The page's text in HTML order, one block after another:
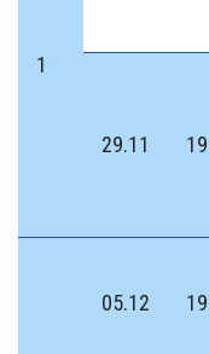
1
29.11
05.12